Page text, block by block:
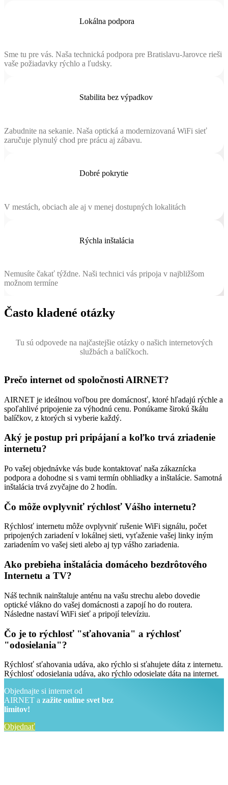
Lokálna podpora
Sme tu pre vás. Naša technická podpora pre Bratislavu-Jarovce rieši
vaše požiadavky rýchlo a ľudsky.
Stabilita bez výpadkov
Zabudnite na sekanie. Naša optická a modernizovaná WiFi sieť
zaručuje plynulý chod pre prácu aj zábavu.
Dobré pokrytie
V mestách, obciach ale aj v menej dostupných lokalitách
Rýchla inštalácia
Nemusíte čakať týždne. Naši technici vás pripoja v najbližšom
možnom termíne
Často kladené otázky
Tu sú odpovede na najčastejšie otázky o našich internetových
službách a balíčkoch.
Prečo internet od spoločnosti AIRNET?
AIRNET je ideálnou voľbou pre domácnosť, ktoré hľadajú rýchle a
spoľahlivé pripojenie za výhodnú cenu. Ponúkame širokú škálu
balíčkov, z ktorých si vyberie každý.
Aký je postup pri pripájaní a koľko trvá zriadenie
internetu?
Po vašej objednávke vás bude kontaktovať naša zákaznícka
podpora a dohodne si s vami termín obhliadky a inštalácie. Samotná
inštalácia trvá zvyčajne do 2 hodín.
Čo môže ovplyvniť rýchlosť Vášho internetu?
Rýchlosť internetu môže ovplyvniť rušenie WiFi signálu, počet
pripojených zariadení v lokálnej sieti, vyťaženie vašej linky iným
zariadením vo vašej sieti alebo aj typ vášho zariadenia.
Ako prebieha inštalácia domáceho bezdrôtového
Internetu a TV?
Náš technik nainštaluje anténu na vašu strechu alebo dovedie
optické vlákno do vašej domácnosti a zapojí ho do routera.
Následne nastaví WiFi sieť a pripojí televíziu.
Čo je to rýchlosť "sťahovania" a rýchlosť
"odosielania"?
Rýchlosť sťahovania udáva, ako rýchlo si sťahujete dáta z internetu.
Rýchlosť odosielania udáva, ako rýchlo odosielate dáta na internet.
Objednajte si internet od
AIRNET a zažite online svet bez
limitov!
Objednať